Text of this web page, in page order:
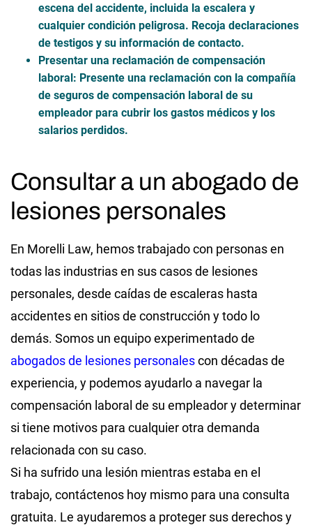
escena del accidente, incluida la escalera y
cualquier condición peligrosa. Recoja declaraciones
de testigos y su información de contacto.
Presentar una reclamación de compensación
laboral: Presente una reclamación con la compañía
de seguros de compensación laboral de su
empleador para cubrir los gastos médicos y los
salarios perdidos.
Consultar a un abogado de
lesiones personales
En Morelli Law, hemos trabajado con personas en
todas las industrias en sus casos de lesiones
personales, desde caídas de escaleras hasta
accidentes en sitios de construcción y todo lo
demás. Somos un equipo experimentado de
abogados de lesiones personalescon décadas de
experiencia, y podemos ayudarlo a navegar la
compensación laboral de su empleador y determinar
si tiene motivos para cualquier otra demanda
relacionada con su caso.
Si ha sufrido una lesión mientras estaba en el
trabajo, contáctenos hoy mismo para una consulta
gratuita. Le ayudaremos a proteger sus derechos y